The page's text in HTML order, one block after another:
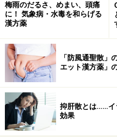
梅雨のだるさ、めまい、頭痛
に！ 気象病・水毒を和らげる
漢方薬
「防風通聖散」
エット漢方薬」
抑肝散とは……イ
効果